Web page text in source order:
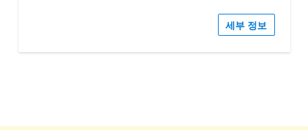
세부 정보